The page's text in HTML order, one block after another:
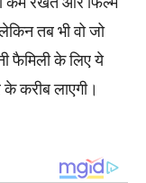
तब भी वो जो
फैमिली के लिए ये
करीब लाएगी।